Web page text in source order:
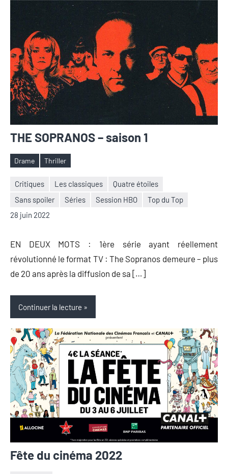
THE SOPRANOS – saison 1
Étiquettes
Drame Thriller
Critiques Les classiques
Quatre étoiles
Sans spoiler
Séries Session HBO
Top du Top
28 juin 2022
Nicolas
Auger
Aucun
commentaire
EN DEUX MOTS : 1ère série ayant réellement
révolutionné le format TV : The Sopranos demeure – plus
de 20 ans après la diffusion de sa […]
Continuer la lecture
Fête du cinéma 2022